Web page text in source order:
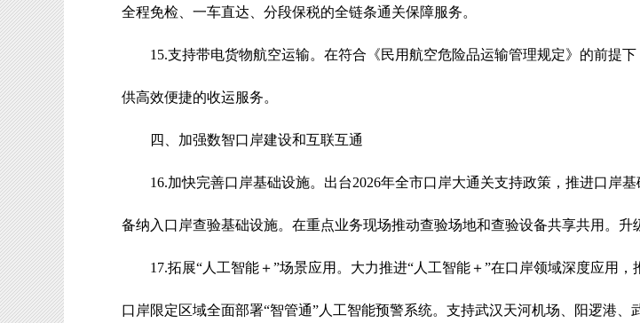
全程免检、一车直达、分段保税的全链条通关保障服务。
15.支持带电货物航空运输。 在符合《民用航空危险品运输管理规定》的前提
供高效便捷的收运服务。
四、加强数智口岸建设和互联互通
16.加快完善口岸基础设施。 出台2026年全市口岸大通关支持政策，推进口岸
备纳入口岸查验基础设施。在重点业务现场推动查验场地和查验设备共享共用。
17.拓展“人工智能＋”场景应用 。 大力推进“人工智能＋”在口岸领域深度应用，
口岸限定区域全面部署“智管通”人工智能预警系统。支持武汉天河机场、阳逻港、